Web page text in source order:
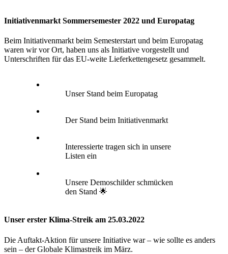
Initiativenmarkt Sommersemester 2022 und Europatag
Beim Initiativenmarkt beim Semesterstart und beim Europatag
waren wir vor Ort, haben uns als Initiative vorgestellt und
Unterschriften für das EU-weite Lieferkettengesetz gesammelt.
Unser Stand beim Europatag
Der Stand beim Initiativenmarkt
Interessierte tragen sich in unsere
Listen ein
Unsere Demoschilder schmücken
den Stand 🌟
Unser erster Klima-Streik am 25.03.2022
Die Auftakt-Aktion für unsere Initiative war – wie sollte es anders
sein – der Globale Klimastreik im März.